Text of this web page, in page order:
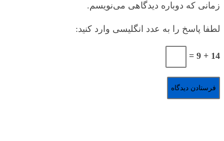
زمانی که دوباره دیدگاهی می‌نویسم.
لطفا پاسخ را به عدد انگلیسی وارد کنید:
14 + 9 =